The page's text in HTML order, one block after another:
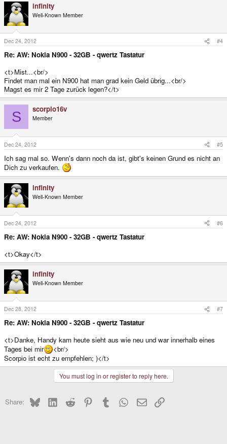
infinity
Well-Known Member
Dec 24, 2012 #4
Re: AW: Nokia N900 - 32GB - qwertz Tastatur
<t>Mist...<br/>
Findet man mal ein N900 hat man grad kein Geld übrig...<br/>
Magst es mir 2 Tage zurück legen?</t>
S scorpio16v
Member
Dec 24, 2012 #5
Ich sag mal so. Wenn's dann noch da ist, gibt's keinen Grund es nicht an
Dich zu verkaufen.
infinity
Well-Known Member
Dec 24, 2012 #6
Re: AW: Nokia N900 - 32GB - qwertz Tastatur
<t>Okay</t>
infinity
Well-Known Member
Dec 28, 2012 #7
Re: AW: Nokia N900 - 32GB - qwertz Tastatur
<t>Danke, Handy kam heute sieht aus wie neu und war innerhalb eines
Tages bei mir
<br/>
Scorpio ist echt zu empfehlen; )</t>
You must log in or register to reply here.
Share: BlueskyLinkedInReddit PinterestTumblr WhatsApp
EmailLink